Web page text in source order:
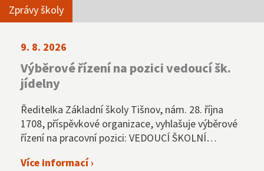
Zprávy školy
9. 8. 2026
Výběrové řízení na pozici vedoucí šk.
jídelny
Ředitelka Základní školy Tišnov, nám. 28. října
1708, příspěvkové organizace, vyhlašuje výběrové
řízení na pracovní pozici: VEDOUCÍ ŠKOLNÍ
Více informací ›